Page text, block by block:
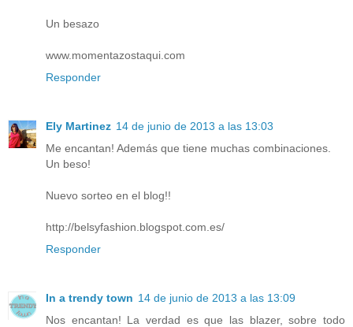
Un besazo
www.momentazostaqui.com
Responder
Ely Martinez 14 de junio de 2013 a las 13:03
Me encantan! Además que tiene muchas combinaciones.
Un beso!
Nuevo sorteo en el blog!!
http://belsyfashion.blogspot.com.es/
Responder
In a trendy town 14 de junio de 2013 a las 13:09
Nos encantan! La verdad es que las blazer, sobre todo